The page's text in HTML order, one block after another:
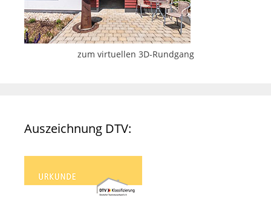
zum virtuellen 3D-Rundgang
Auszeichnung DTV: